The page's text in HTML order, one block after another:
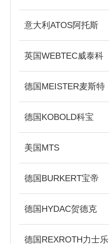
意大利ATOS阿托斯
英国WEBTEC威泰科
德国MEISTER麦斯特
德国KOBOLD科宝
美国MTS
德国BURKERT宝帝
德国HYDAC贺德克
德国REXROTH力士乐